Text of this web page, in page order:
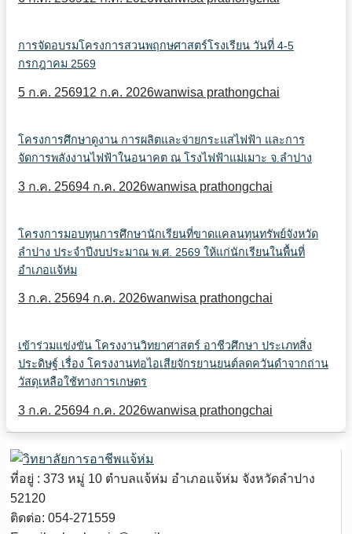
การจัดอบรมโครงการสวนพฤกษศาสตร์โรงเรียน วันที่ 4-5
กรกฎาคม 2569
5 ก.ค. 256912 ก.ค. 2026wanwisa prathongchai
โครงการศึกษาดูงาน การผลิตและจ่ายกระแสไฟฟ้า และการ
จัดการพลังงานไฟฟ้าในอนาคต ณ โรงไฟฟ้าแม่เมาะ จ.ลำปาง
3 ก.ค. 25694 ก.ค. 2026wanwisa prathongchai
โครงการมอบทุนการศึกษานักเรียนที่ขาดแคลนทุนทรัพย์จังหวัด
ลำปาง ประจำปีงบประมาณ พ.ศ. 2569 ให้แก่นักเรียนในพื้นที่
อำเภอแจ้ห่ม
3 ก.ค. 25694 ก.ค. 2026wanwisa prathongchai
เข้าร่วมแข่งขัน โครงงานวิทยาศาสตร์ อาชีวศึกษา ประเภทสิ่ง
ประดิษฐ์ เรื่อง โครงงานท่อไอเสียจักรยานยนต์ลดควันดำจากถ่าน
วัสดุเหลือใช้ทางการเกษตร
3 ก.ค. 25694 ก.ค. 2026wanwisa prathongchai
ที่อยู่ : 373 หมู่ 10 ตำบลแจ้ห่ม อำเภอแจ้ห่ม จังหวัดลำปาง
52120
ติดต่อ: 054-271559